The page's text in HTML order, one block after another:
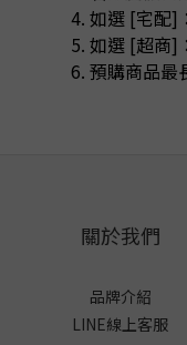
如選 [宅配]
如選 [超商]
預購商品最
關於我們
品牌介紹
LINE線上客服